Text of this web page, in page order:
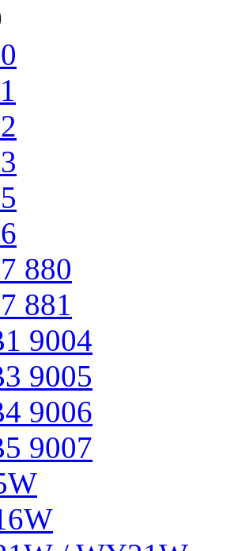
880
881
9004
9005
9006
9007